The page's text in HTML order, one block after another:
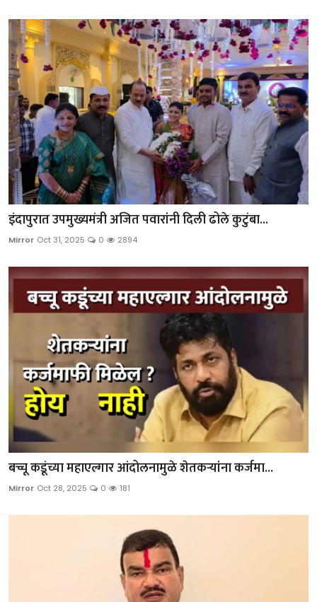
इंदापुरात उपमुख्यमंत्री अजित पवारांनी दिली ढोले कुटुंबा...
Mirror Oct 31, 2025 0 2894
बच्चू कडूंच्या महाएल्गार आंदोलनामुळे शेतकऱ्यांना कर्जमा...
Mirror Oct 28, 2025 0 181